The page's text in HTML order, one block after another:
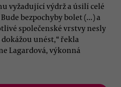
vyžadující výdrž a úsilí celé
bezpochyby bolet (...) a
společenské vrstvy nesly
unést,“ řekla
Lagardová, výkonná